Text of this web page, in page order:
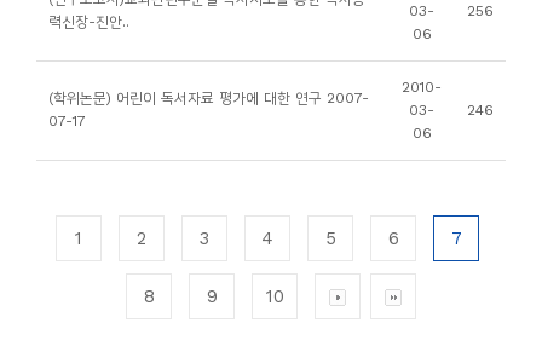
력신장-진안..
03-
06
256
(학위논문) 어린이 독서자료 평가에 대한 연구 2007-
07-17
2010-
03-
06
246
1 2 3 4 5 6 7
8 9 10